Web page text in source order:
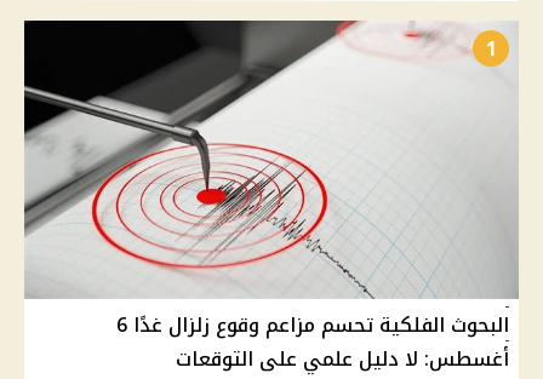
1
البحوث الفلكية تحسم مزاعم وقوع زلزال غدًا 6
أغسطس: لا دليل علمي على التوقعات